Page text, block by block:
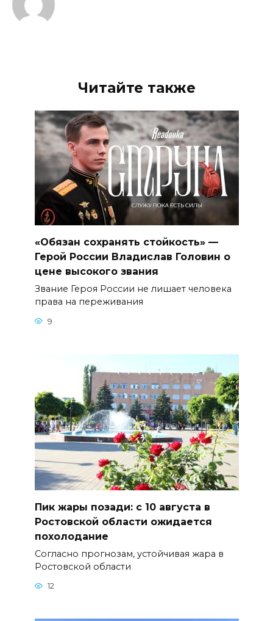
Читайте также
«Обязан сохранять стойкость» —
Герой России Владислав Головин о
цене высокого звания
Звание Героя России не лишает человека
права на переживания
9
Пик жары позади: с 10 августа в
Ростовской области ожидается
похолодание
Согласно прогнозам, устойчивая жара в
Ростовской области
12